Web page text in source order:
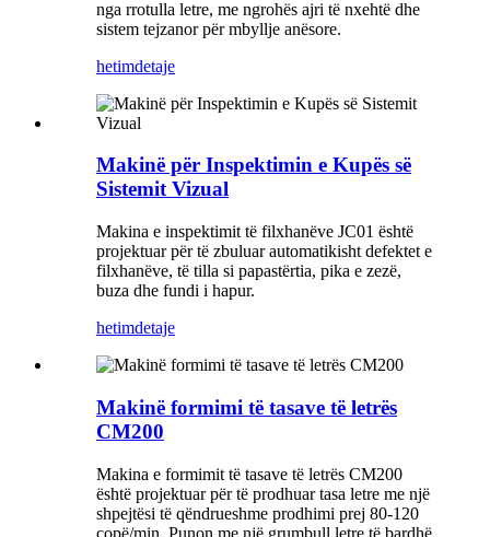
nga rrotulla letre, me ngrohës ajri të nxehtë dhe
sistem tejzanor për mbyllje anësore.
hetimdetaje
Makinë për Inspektimin e Kupës së
Sistemit Vizual
Makina e inspektimit të filxhanëve JC01 është
projektuar për të zbuluar automatikisht defektet e
filxhanëve, të tilla si papastërtia, pika e zezë,
buza dhe fundi i hapur.
hetimdetaje
Makinë formimi të tasave të letrës
CM200
Makina e formimit të tasave të letrës CM200
është projektuar për të prodhuar tasa letre me një
shpejtësi të qëndrueshme prodhimi prej 80-120
copë/min. Punon me një grumbull letre të bardhë,